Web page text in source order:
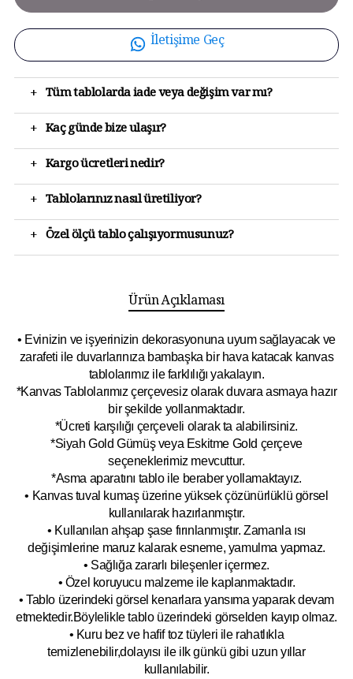
İletişime Geç
+ Tüm tablolarda iade veya değişim var mı?
+ Kaç günde bize ulaşır?
+ Kargo ücretleri nedir?
+ Tablolarınız nasıl üretiliyor?
+ Özel ölçü tablo çalışıyormusunuz?
Ürün Açıklaması
• Evinizin ve işyerinizin dekorasyonuna uyum sağlayacak ve
zarafeti ile duvarlarınıza bambaşka bir hava katacak kanvas
tablolarımız ile farklılığı yakalayın.
*Kanvas Tablolarımız çerçevesiz olarak duvara asmaya hazır
bir şekilde yollanmaktadır.
*Ücreti karşılığı çerçeveli olarak ta alabilirsiniz.
*Siyah Gold Gümüş veya Eskitme Gold çerçeve
seçeneklerimiz mevcuttur.
*Asma aparatını tablo ile beraber yollamaktayız.
• Kanvas tuval kumaş üzerine yüksek çözünürlüklü görsel
kullanılarak hazırlanmıştır.
• Kullanılan ahşap şase fırınlanmıştır. Zamanla ısı
değişimlerine maruz kalarak esneme, yamulma yapmaz.
• Sağlığa zararlı bileşenler içermez.
• Özel koruyucu malzeme ile kaplanmaktadır.
• Tablo üzerindeki görsel kenarlara yansıma yaparak devam
etmektedir.Böylelikle tablo üzerindeki görselden kayıp olmaz.
• Kuru bez ve hafif toz tüyleri ile rahatlıkla
temizlenebilir,dolayısı ile ilkgünkü gibi uzun yıllar
kullanılabilir.